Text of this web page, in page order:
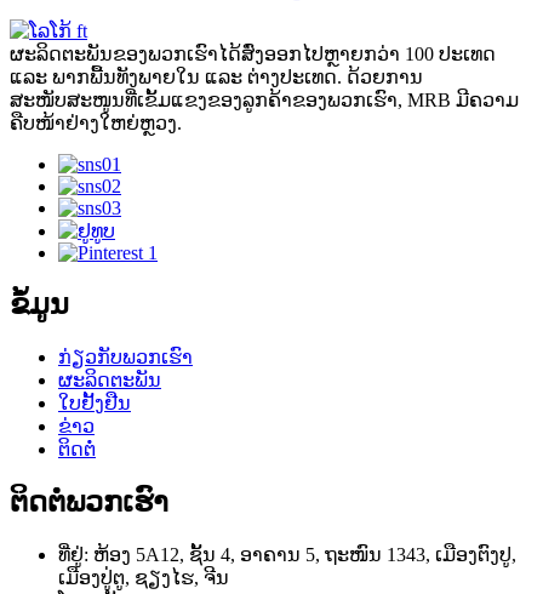
ຜະລິດຕະພັນຂອງພວກເຮົາໄດ້ສົ່ງອອກໄປຫຼາຍກວ່າ 100 ປະເທດ
ແລະ ພາກພື້ນທັງພາຍໃນ ແລະ ຕ່າງປະເທດ. ດ້ວຍການ
ສະໜັບສະໜູນທີ່ເຂັ້ມແຂງຂອງລູກຄ້າຂອງພວກເຮົາ, MRB ມີຄວາມ
ຄືບໜ້າຢ່າງໃຫຍ່ຫຼວງ.
ຂໍ້ມູນ
ກ່ຽວກັບພວກເຮົາ
ຜະລິດຕະພັນ
ໃບຢັ້ງຢືນ
ຂ່າວ
ຕິດຕໍ່
ຕິດຕໍ່ພວກເຮົາ
ທີ່ຢູ່: ຫ້ອງ 5A12, ຊັ້ນ 4, ອາຄານ 5, ຖະໜົນ 1343, ເມືອງຕົງປູ,
ເມືອງປູ່ຕູ, ຊຽງໄຮ, ຈີນ